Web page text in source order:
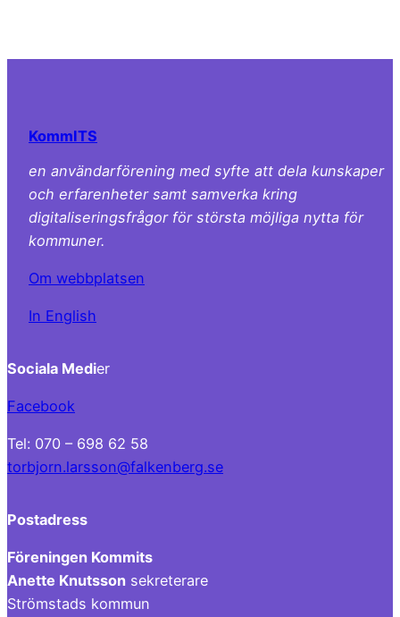
KommITS
en användarförening med syfte att dela kunskaper
och erfarenheter samt samverka kring
digitaliseringsfrågor för största möjliga nytta för
kommuner.
Om webbplatsen
In English
Sociala Medier
Facebook
Tel: 070 – 698 62 58
torbjorn.larsson@falkenberg.se
Postadress
Föreningen Kommits
Anette Knutsson sekreterare
Strömstads kommun